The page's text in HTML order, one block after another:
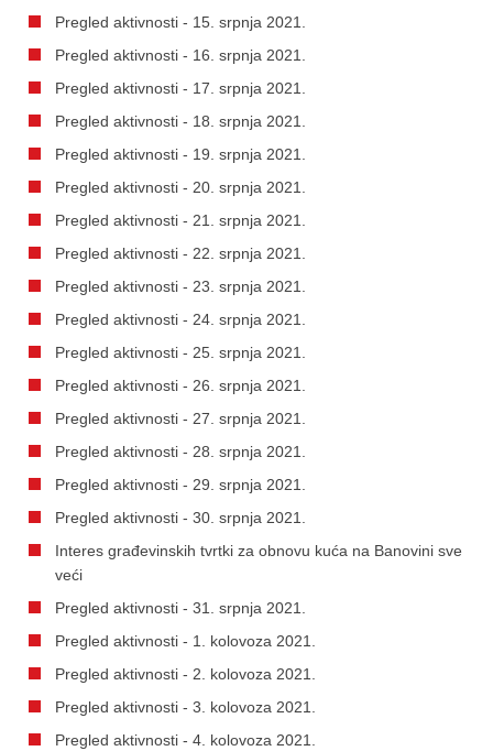
Pregled aktivnosti - 15. srpnja 2021.
Pregled aktivnosti - 16. srpnja 2021.
Pregled aktivnosti - 17. srpnja 2021.
Pregled aktivnosti - 18. srpnja 2021.
Pregled aktivnosti - 19. srpnja 2021.
Pregled aktivnosti - 20. srpnja 2021.
Pregled aktivnosti - 21. srpnja 2021.
Pregled aktivnosti - 22. srpnja 2021.
Pregled aktivnosti - 23. srpnja 2021.
Pregled aktivnosti - 24. srpnja 2021.
Pregled aktivnosti - 25. srpnja 2021.
Pregled aktivnosti - 26. srpnja 2021.
Pregled aktivnosti - 27. srpnja 2021.
Pregled aktivnosti - 28. srpnja 2021.
Pregled aktivnosti - 29. srpnja 2021.
Pregled aktivnosti - 30. srpnja 2021.
Interes građevinskih tvrtki za obnovu kuća na Banovini sve
veći
Pregled aktivnosti - 31. srpnja 2021.
Pregled aktivnosti - 1. kolovoza 2021.
Pregled aktivnosti - 2. kolovoza 2021.
Pregled aktivnosti - 3. kolovoza 2021.
Pregled aktivnosti - 4. kolovoza 2021.